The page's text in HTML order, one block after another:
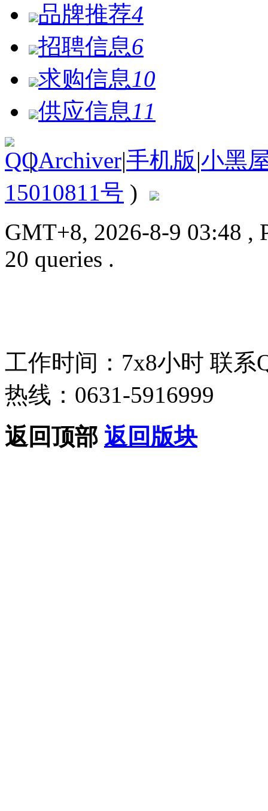
品牌推荐4
招聘信息6
求购信息 10
供应信息 11
| Archiver|手机版|小黑
15010811号 )
GMT+8, 2026-8-9 03:48 ,
20 queries .
工作时间：7x8小时 联系
热线：0631-5916999
返回顶部 返回版块